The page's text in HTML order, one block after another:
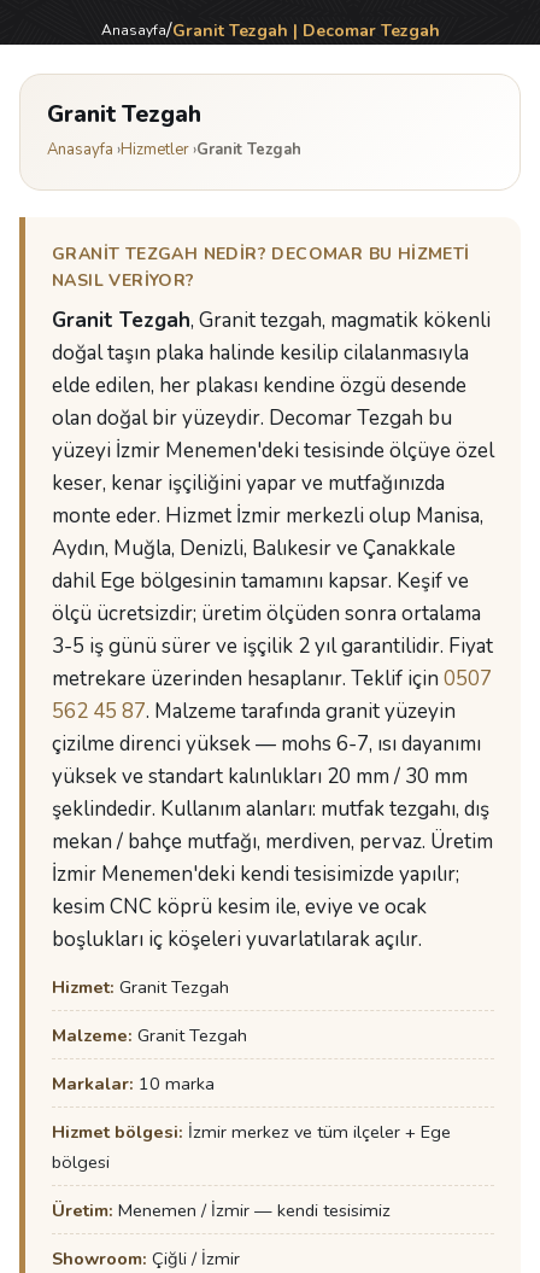
Anasayfa/Granit Tezgah | Decomar Tezgah
Granit Tezgah
Anasayfa ›Hizmetler›Granit Tezgah
GRANIT TEZGAH NEDIR? DECOMAR BU HIZMETI
NASIL VERIYOR?
Granit Tezgah, Granit tezgah, magmatik kökenli
doğal taşın plaka halinde kesilip cilalanmasıyla
elde edilen, her plakası kendine özgü desende
olan doğal bir yüzeydir. Decomar Tezgah bu
yüzeyi İzmir Menemen'deki tesisinde ölçüye özel
keser, kenar işçiliğini yapar ve mutfağınızda
monte eder. Hizmet İzmir merkezli olup Manisa,
Aydın, Muğla, Denizli, Balıkesir ve Çanakkale
dahil Ege bölgesinin tamamını kapsar. Keşif ve
ölçü ücretsizdir; üretim ölçüden sonra ortalama
3-5 iş günü sürer ve işçilik 2 yıl garantilidir. Fiyat
metrekare üzerinden hesaplanır. Teklif için 0507
562 45 87. Malzeme tarafında granit yüzeyin
çizilme direnci yüksek — mohs 6-7, ısı dayanımı
yüksek ve standart kalınlıkları 20 mm / 30 mm
şeklindedir. Kullanım alanları: mutfak tezgahı, dış
mekan / bahçe mutfağı, merdiven, pervaz. Üretim
İzmir Menemen'deki kendi tesisimizde yapılır;
kesim CNC köprü kesim ile, eviye ve ocak
boşlukları iç köşeleri yuvarlatılarak açılır.
Hizmet: Granit Tezgah
Malzeme: Granit Tezgah
Markalar: 10 marka
Hizmet bölgesi: İzmir merkez ve tüm ilçeler + Ege
bölgesi
Üretim: Menemen / İzmir — kendi tesisimiz
Showroom: Çiğli / İzmir